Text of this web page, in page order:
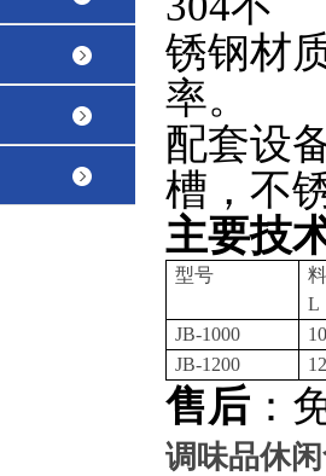
锈钢材
率。
配套设
槽，不
主要技
型号
L
JB-1000
JB-1200
售后 ：
调味品休